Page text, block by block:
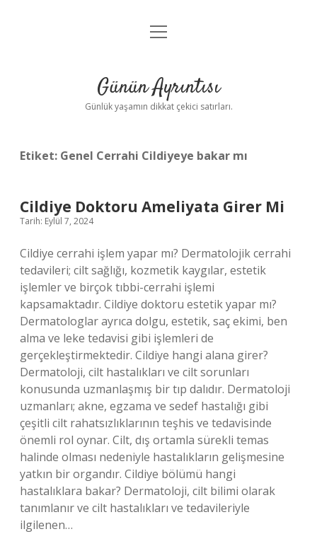
Anasayfa
Yasal Uyarı
menüyü
Günün Ayrıntısı
Günlük yaşamın dikkat çekici satırları.
Etiket: Genel Cerrahi Cildiyeye bakar mı
Cildiye Doktoru Ameliyata Girer Mi
Tarih: Eylül 7, 2024
Cildiye cerrahi işlem yapar mı? Dermatolojik cerrahi
tedavileri; cilt sağlığı, kozmetik kaygılar, estetik
işlemler ve birçok tıbbi-cerrahi işlemi
kapsamaktadır. Cildiye doktoru estetik yapar mı?
Dermatologlar ayrıca dolgu, estetik, saç ekimi, ben
alma ve leke tedavisi gibi işlemleri de
gerçekleştirmektedir. Cildiye hangi alana girer?
Dermatoloji, cilt hastalıkları ve cilt sorunları
konusunda uzmanlaşmış bir tıp dalıdır. Dermatoloji
uzmanları; akne, egzama ve sedef hastalığı gibi
çeşitli cilt rahatsızlıklarının teşhis ve tedavisinde
önemli rol oynar. Cilt, dış ortamla sürekli temas
halinde olması nedeniyle hastalıkların gelişmesine
yatkın bir organdır. Cildiye bölümü hangi
hastalıklara bakar? Dermatoloji, cilt bilimi olarak
tanımlanır ve cilt hastalıkları ve tedavileriyle
ilgilenen…